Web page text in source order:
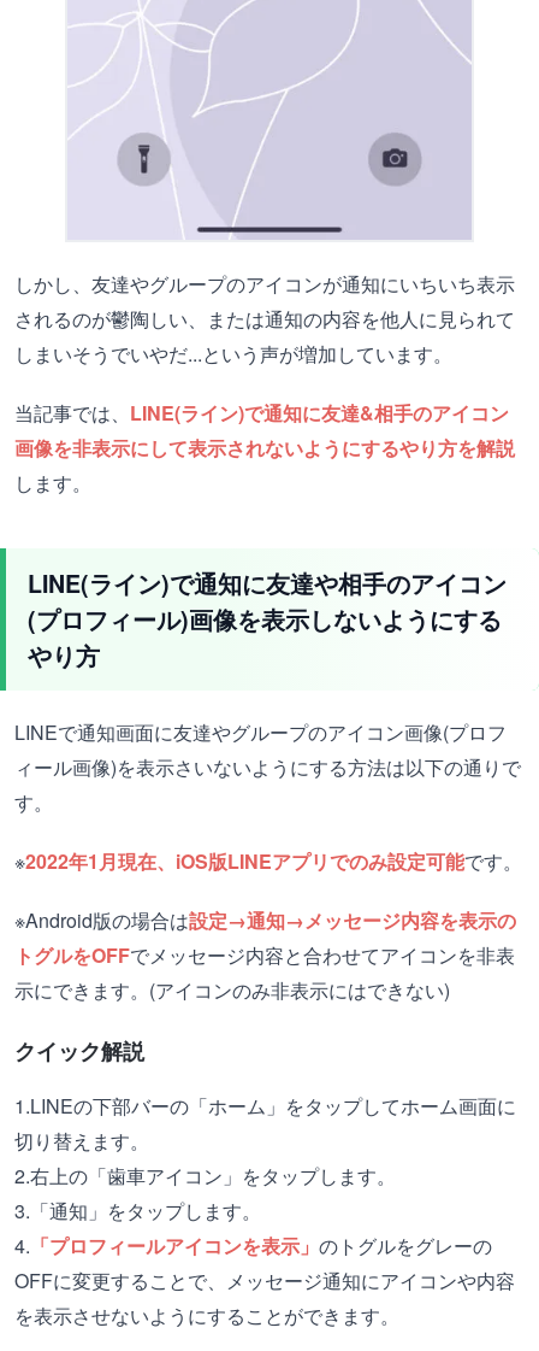
しかし、友達やグループのアイコンが通知にいちいち表示
されるのが鬱陶しい、または通知の内容を他人に見られて
しまいそうでいやだ...という声が増加しています。
当記事では、 LINE(ライン)で通知に友達&相手のアイコン
画像を非表示にして表示されないようにするやり方を解説
します。
LINE(ライン)で通知に友達や相手のアイコン
(プロフィール)画像を表示しないようにする
やり方
LINEで通知画面に友達やグループのアイコン画像(プロフ
ィール画像)を表示さいないようにする方法は以下の通りで
す。
※2022年1月現在、iOS版LINEアプリでのみ設定可能です。
※Android版の場合は設定→通知→メッセージ内容を表示の
トグルをOFFでメッセージ内容と合わせてアイコンを非表
示にできます。(アイコンのみ非表示にはできない)
クイック解説
1.LINEの下部バーの「ホーム」をタップしてホーム画面に
切り替えます。
2.右上の「歯車アイコン」をタップします。
3.「通知」をタップします。
4. 「プロフィールアイコンを表示」 のトグルをグレーの
OFFに変更することで、メッセージ通知にアイコンや内容
を表示させないようにすることができます。